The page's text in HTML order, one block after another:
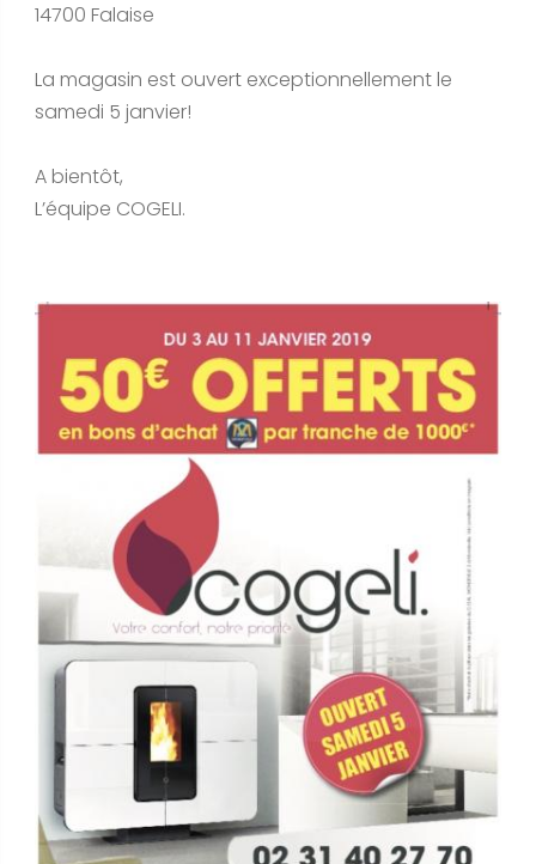
14700 Falaise
La magasin est ouvert exceptionnellement le
samedi 5 janvier!
A bientôt,
L’équipe COGELI.